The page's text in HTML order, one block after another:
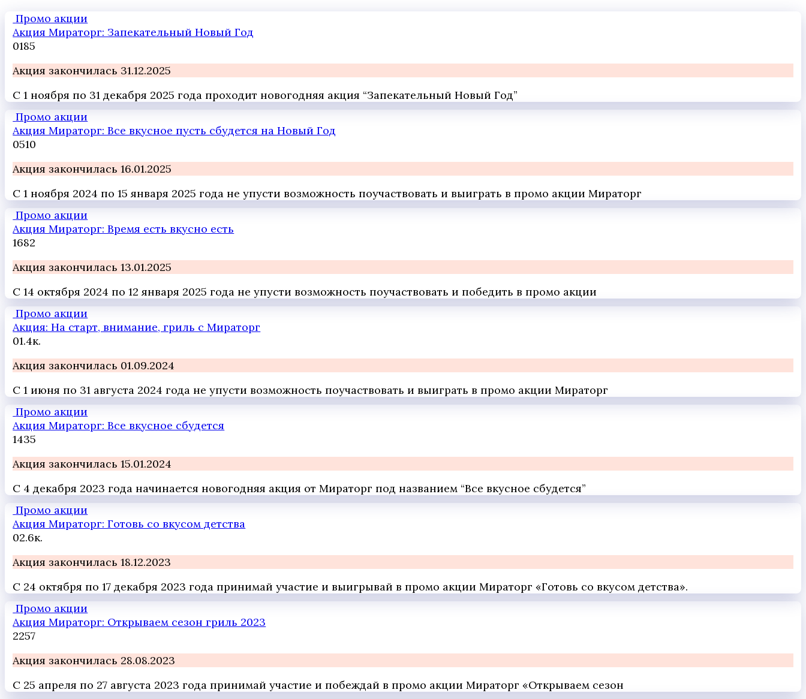
Промо акции
Акция Мираторг: Запекательный Новый Год
0185
Акция закончилась 31.12.2025
С 1 ноября по 31 декабря 2025 года проходит новогодняя акция “Запекательный Новый Год”
Промо акции
Акция Мираторг: Все вкусное пусть сбудется на Новый Год
0510
Акция закончилась 16.01.2025
С 1 ноября 2024 по 15 января 2025 года не упусти возможность поучаствовать и выиграть в промо акции Мираторг
Промо акции
Акция Мираторг: Время есть вкусно есть
1682
Акция закончилась 13.01.2025
С 14 октября 2024 по 12 января 2025 года не упусти возможность поучаствовать и победить в промо акции
Промо акции
Акция: На старт, внимание, гриль с Мираторг
01.4к.
Акция закончилась 01.09.2024
С 1 июня по 31 августа 2024 года не упусти возможность поучаствовать и выиграть в промо акции Мираторг
Промо акции
Акция Мираторг: Все вкусное сбудется
1435
Акция закончилась 15.01.2024
С 4 декабря 2023 года начинается новогодняя акция от Мираторг под названием “Все вкусное сбудется”
Промо акции
Акция Мираторг: Готовь со вкусом детства
02.6к.
Акция закончилась 18.12.2023
С 24 октября по 17 декабря 2023 года принимай участие и выигрывай в промо акции Мираторг «Готовь со вкусом детства».
Промо акции
Акция Мираторг: Открываем сезон гриль 2023
2257
Акция закончилась 28.08.2023
С 25 апреля по 27 августа 2023 года принимай участие и побеждай в промо акции Мираторг «Открываем сезон